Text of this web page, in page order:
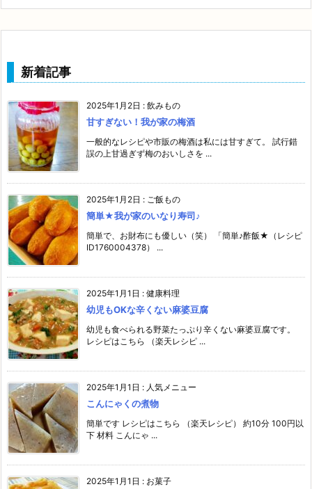
新着記事
2025年1月2日 : 飲みもの
甘すぎない！我が家の梅酒
一般的なレシピや市販の梅酒は私には甘すぎて。 試行錯
誤の上甘過ぎず梅のおいしさを ...
2025年1月2日 : ご飯もの
簡単★我が家のいなり寿司♪
簡単で、お財布にも優しい（笑） 「簡単♪酢飯★（レシピ
ID1760004378） ...
2025年1月1日 : 健康料理
幼児もOKな辛くない麻婆豆腐
幼児も食べられる野菜たっぷり辛くない麻婆豆腐です。
レシピはこちら （楽天レシピ ...
2025年1月1日 : 人気メニュー
こんにゃくの煮物
簡単です レシピはこちら （楽天レシピ） 約10分 100円以
下 材料 こんにゃ ...
2025年1月1日 : お菓子